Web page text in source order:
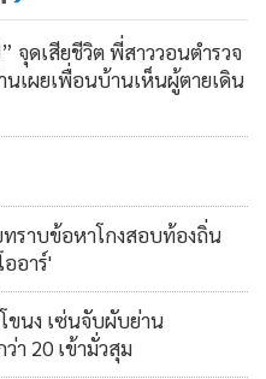
ปมบังคับทอมสวิงกิ้ง
ดเสียชีวิต พี่สาววอนตำรวจ
นเผยเพื่อนบ้านเห็นผู้ตายเดิน
ราบข้อหาโกงสอบท้องถิ่น
อาร์'
ขนง เซ่นจับผับย่าน
า 20 เข้ามั่วสุม